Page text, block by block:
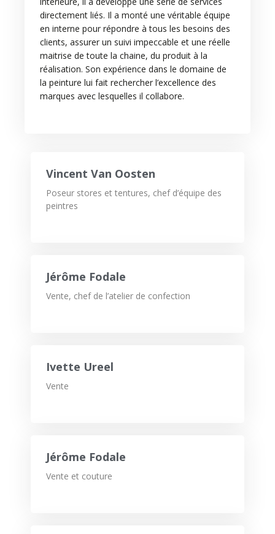
directement liés. Il a monté une véritable équipe
en interne pour répondre à tous les besoins des
clients, assurer un suivi impeccable et une réelle
maitrise de toute la chaine, du produit à la
réalisation. Son expérience dans le domaine de
la peinture lui fait rechercher l’excellence des
marques avec lesquelles il collabore.
Vincent Van Oosten
Poseur stores et tentures, chef d’équipe des
peintres
Jérôme Fodale
Vente, chef de l’atelier de confection
Ivette Ureel
Vente
Jérôme Fodale
Vente et couture